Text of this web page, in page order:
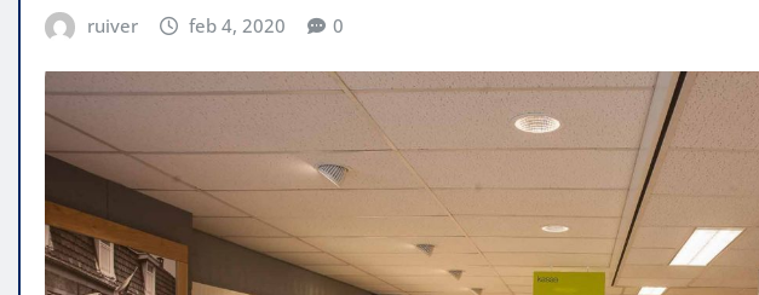
ruiver feb 4, 2020 0